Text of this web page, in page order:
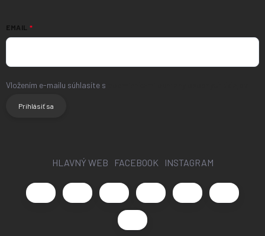
EMAIL
Vložením e-mailu súhlasíte s
Prihlásiť sa
HLAVNÝ WEB FACEBOOK INSTAGRAM